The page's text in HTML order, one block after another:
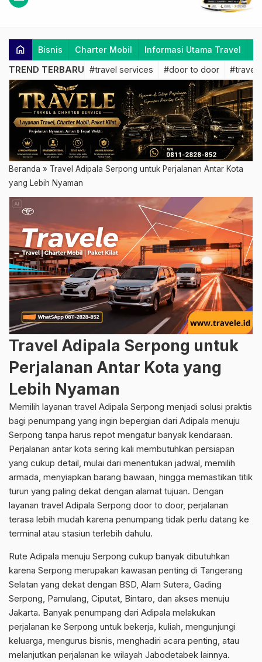
home Bisnis Charter Mobil Informasi Utama Travel
TREND TERBARU #travel services #door to door #travel
Beranda » Travel Adipala Serpong untuk Perjalanan Antar Kota
yang Lebih Nyaman
Travel Adipala Serpong untuk
Perjalanan Antar Kota yang
Lebih Nyaman
Memilih layanan travel Adipala Serpong menjadi solusi praktis
bagi penumpang yang ingin bepergian dari Adipala menuju
Serpong tanpa harus repot mengatur banyak kendaraan.
Perjalanan antar kota sering kali membutuhkan persiapan
yang cukup detail, mulai dari menentukan jadwal, memilih
armada, menyiapkan barang bawaan, hingga memastikan titik
turun yang paling dekat dengan alamat tujuan. Dengan
layanan travel Adipala Serpong door to door, perjalanan
terasa lebih mudah karena penumpang tidak perlu datang ke
terminal atau stasiun terlebih dahulu.
Rute Adipala menuju Serpong cukup banyak dibutuhkan
karena Serpong merupakan kawasan penting di Tangerang
Selatan yang dekat dengan BSD, Alam Sutera, Gading
Serpong, Pamulang, Ciputat, Bintaro, dan akses menuju
Jakarta. Banyak penumpang dari Adipala melakukan
perjalanan ke Serpong untuk bekerja, kuliah, mengunjungi
keluarga, mengurus bisnis, menghadiri acara penting, atau
melanjutkan perjalanan ke wilayah Jabodetabek lainnya.